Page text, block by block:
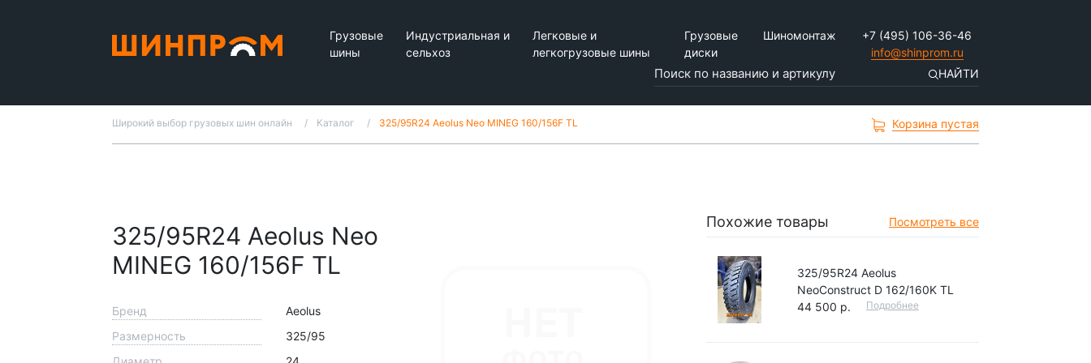
Грузовые
шины
Индустриальная и
сельхоз
Легковые и
легкогрузовые шины
Грузовые
диски
Шиномонтаж
+7 (495) 106-36-46
info@shinprom.ru
НАЙТИ
Широкий выбор грузовых шин онлайн Каталог 325/95R24 Aeolus Neo MINEG 160/156F TL Корзина пустая
325/95R24 Aeolus Neo
MINEG 160/156F TL
Бренд
Aeolus
Размерность
325/95
Похожие товары Посмотреть все
325/95R24 Aeolus
NeoConstruct D 162/160K TL
44 500 р.
Подробнее